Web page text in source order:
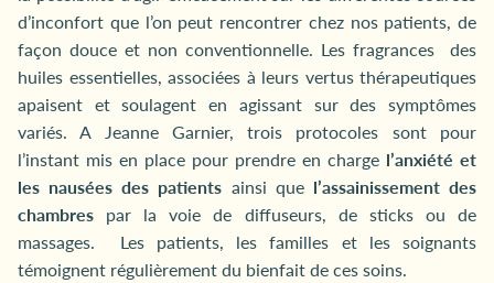
d’inconfort que l’on peut rencontrer chez nos patients, de
façon douce et non conventionnelle. Les fragrances des
huiles essentielles, associées à leurs vertus thérapeutiques
apaisent et soulagent en agissant sur des symptômes
variés. A Jeanne Garnier, trois protocoles sont pour
l’instant mis en place pour prendre en charge l’anxiété et
les nausées des patients ainsi quel’assainissement des
chambres par la voie de diffuseurs, de sticks ou de
massages. Les patients, les familles et les soignants
témoignent régulièrement du bienfait de ces soins.